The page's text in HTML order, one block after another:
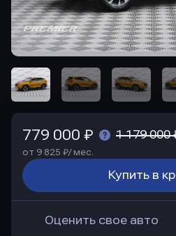
779 000 ₽ 1 179 000
от 9 825 ₽/ мес.
Купить в
Оценить свое авто